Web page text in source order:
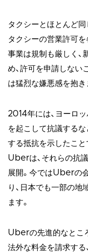
タクシーとほとんど
タクシーの営業許可
事業は規制も厳しく、
め、許可を申請しない
は猛烈な嫌悪感を抱き
2014年には、ヨーロ
を起こして抗議する
する抵抗を示したこと
Uberは、それらの抗
展開。今ではUberの
り、日本でも一部の
ます。
Uberの先進的なとこ
法外な料金を請求する